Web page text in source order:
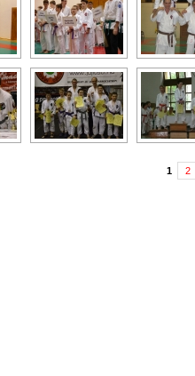
1 2